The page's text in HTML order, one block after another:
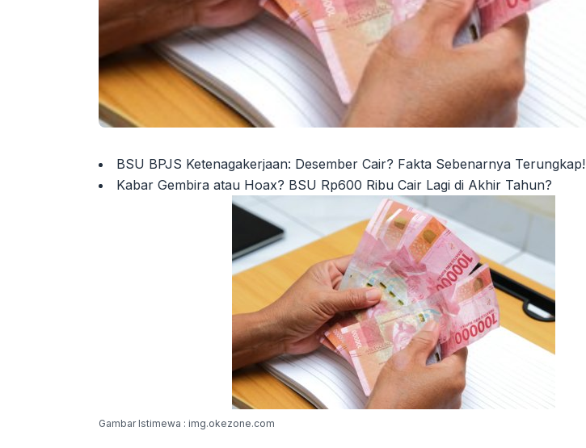
BSU BPJS Ketenagakerjaan: Desember Cair? Fakta Sebenarnya Terungkap!
Kabar Gembira atau Hoax? BSU Rp600 Ribu Cair Lagi di Akhir Tahun?
Gambar Istimewa : img.okezone.com